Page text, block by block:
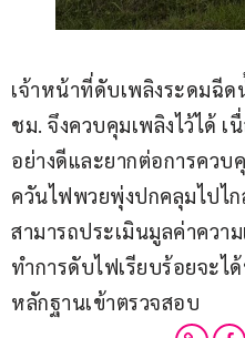
เจ้าหน้าที่ดับเพลิงระดมฉีด
ชม. จึงควบคุมเพลิงไว้ได้ เ
อย่างดีและยากต่อการควบ
ควันไฟพวยพุ่งปกคลุมไปไก
สามารถประเมินมูลค่าควา
ทำการดับไฟเรียบร้อยจะ
หลักฐานเข้าตรวจสอบ